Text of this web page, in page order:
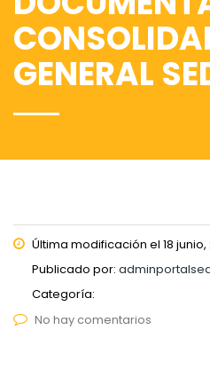
GENERAL
Última modificación el 18
Publicado por:
Categoría:
No hay comentarios